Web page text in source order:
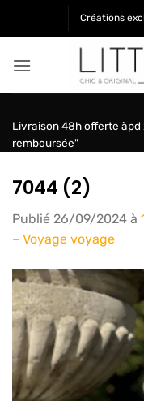
Créations
Livraison 48h offerte
remboursée"
7044 (2)
Publié 26/09/2024 à
– Voyage voyage